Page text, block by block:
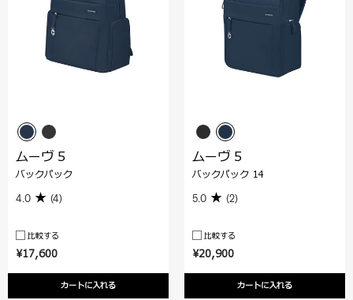
¥17,600
カートに入れる
ムーヴ 5
バックパック
4.0 (4)
比較する
¥20,900
カートに入れる
ムーヴ 5
バックパック 14
5.0 (2)
比較する